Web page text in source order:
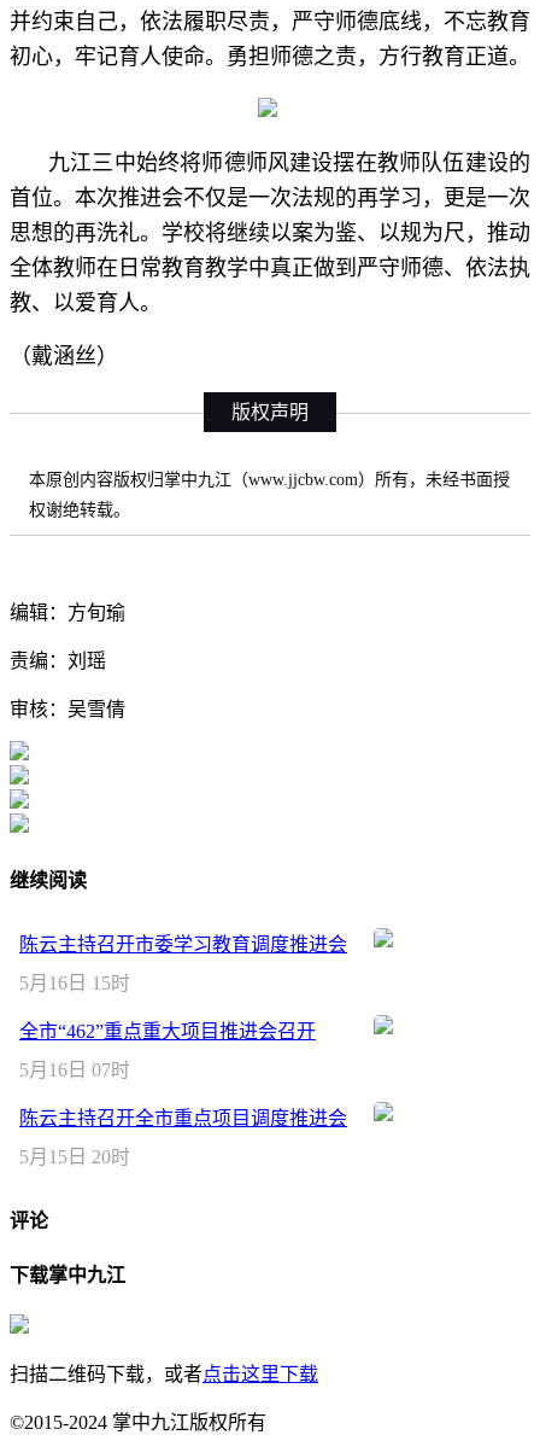
并约束自己，依法履职尽责，严守师德底线，不忘教育
初心，牢记育人使命。勇担师德之责，方行教育正道。
九江三中始终将师德师风建设摆在教师队伍建设的
首位。本次推进会不仅是一次法规的再学习，更是一次
思想的再洗礼。学校将继续以案为鉴、以规为尺，推动
全体教师在日常教育教学中真正做到严守师德、依法执
教、以爱育人。
（戴涵丝）
版权声明
本原创内容版权归掌中九江（www.jjcbw.com）所有，未经书面授
权谢绝转载。
编辑：方旬瑜
责编：刘瑶
审核：吴雪倩
继续阅读
陈云主持召开市委学习教育调度推进会
5月16日 15时
全市“462”重点重大项目推进会召开
5月16日 07时
陈云主持召开全市重点项目调度推进会
5月15日 20时
评论
下载掌中九江
扫描二维码下载，或者点击这里下载
©2015-2024 掌中九江版权所有